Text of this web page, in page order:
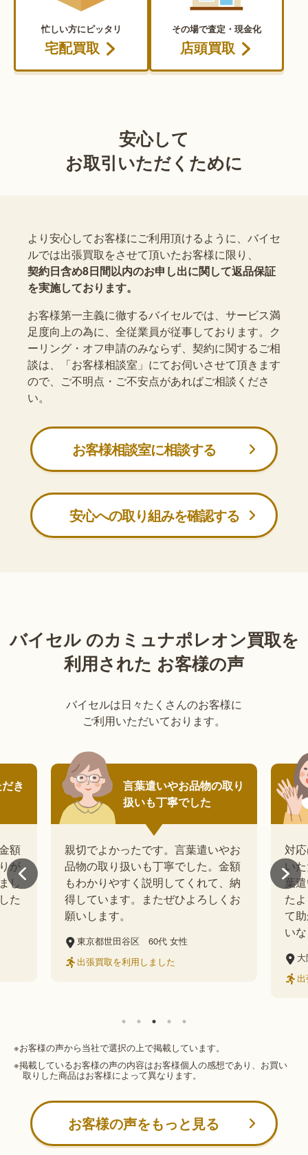
忙しい方にピッタリ
宅配買取
その場で査定・現金化
店頭買取
安心して
お取引いただくために
より安心してお客様にご利用頂けるように、バイセ
ルでは出張買取をさせて頂いたお客様に限り、
契約日含め8日間以内のお申し出に関して返品保証
を実施しております。
お客様第一主義に徹するバイセルでは、サービス満
足度向上の為に、全従業員が従事しております。ク
ーリング・オフ申請のみならず、契約に関するご相
談は、「お客様相談室」にてお伺いさせて頂きます
ので、ご不明点・ご不安点があればご相談くださ
い。
お客様相談室に相談する
安心への取り組みを確認する
バイセル のカミュナポレオン買取を
利用された お客様の声
バイセルは日々たくさんのお客様に
ご利用いただいております。
り
お
額
納
お
周りにご紹介したいなと
思います。
対応は心地よく、お話も丁寧にして
いただきましたよ。身だしなみや言
葉遣いでも丁寧でしたね。思ってい
たよりもしっかりとつけていただい
て助かりました。周りにご紹介した
大阪府大阪市大正区 50代
す
素
教
段
で
願
※お客様の声から当社で選択の上で掲載しています。
※掲載しているお客様の声の内容はお客様個人の感想であり、お買い
取りした商品はお客様によって異なります。
お客様の声をもっと見る